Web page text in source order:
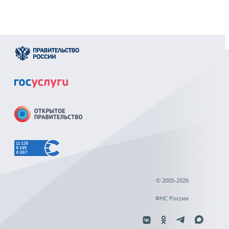
© 2005-2026
ФНС России